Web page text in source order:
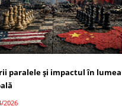
paralele și impactul în lumea
2026